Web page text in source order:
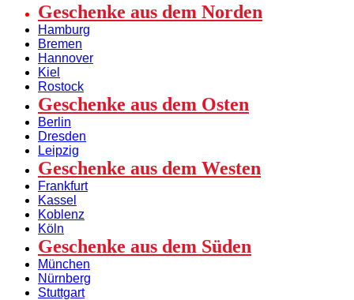
Geschenke aus dem Norden
Hamburg
Bremen
Hannover
Kiel
Rostock
Geschenke aus dem Osten
Berlin
Dresden
Leipzig
Geschenke aus dem Westen
Frankfurt
Kassel
Koblenz
Köln
Geschenke aus dem Süden
München
Nürnberg
Stuttgart